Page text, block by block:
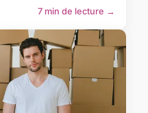
7 min de lecture →